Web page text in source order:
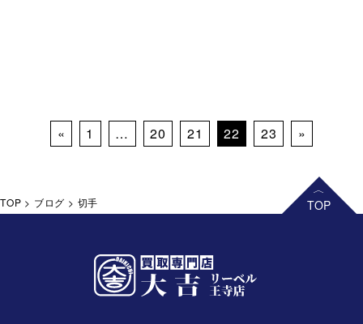
Posts navigation
« 1 … 20 21 22 23 »
TOP > ブログ > 切手